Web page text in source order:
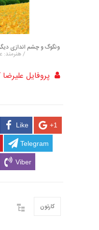
ونگوگ و چشم اندازی دیگر
/ هنرمند:
پروفایل
Like +1
Telegram
Viber
کارتون